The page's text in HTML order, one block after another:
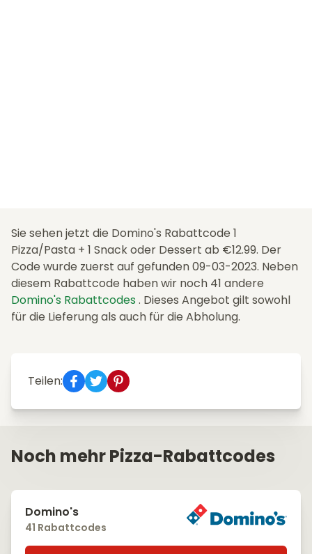
Sie sehen jetzt die Domino's Rabattcode 1
Pizza/Pasta + 1 Snack oder Dessert ab €12.99. Der
Code wurde zuerst auf gefunden 09-03-2023. Neben
diesem Rabattcode haben wir noch 41 andere
Domino's Rabattcodes . Dieses Angebot gilt sowohl
für die Lieferung als auch für die Abholung.
Teilen:
Noch mehr Pizza-Rabattcodes
Domino's
41 Rabattcodes